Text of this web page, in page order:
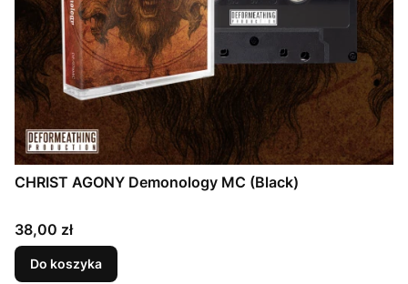
CHRIST AGONY Demonology MC (Black)
Cena
38,00 zł
Do koszyka